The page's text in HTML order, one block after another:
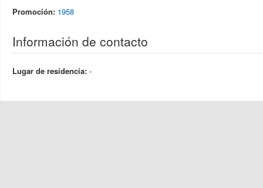
Promoción: 1958
Información de contacto
Lugar de residencia: -